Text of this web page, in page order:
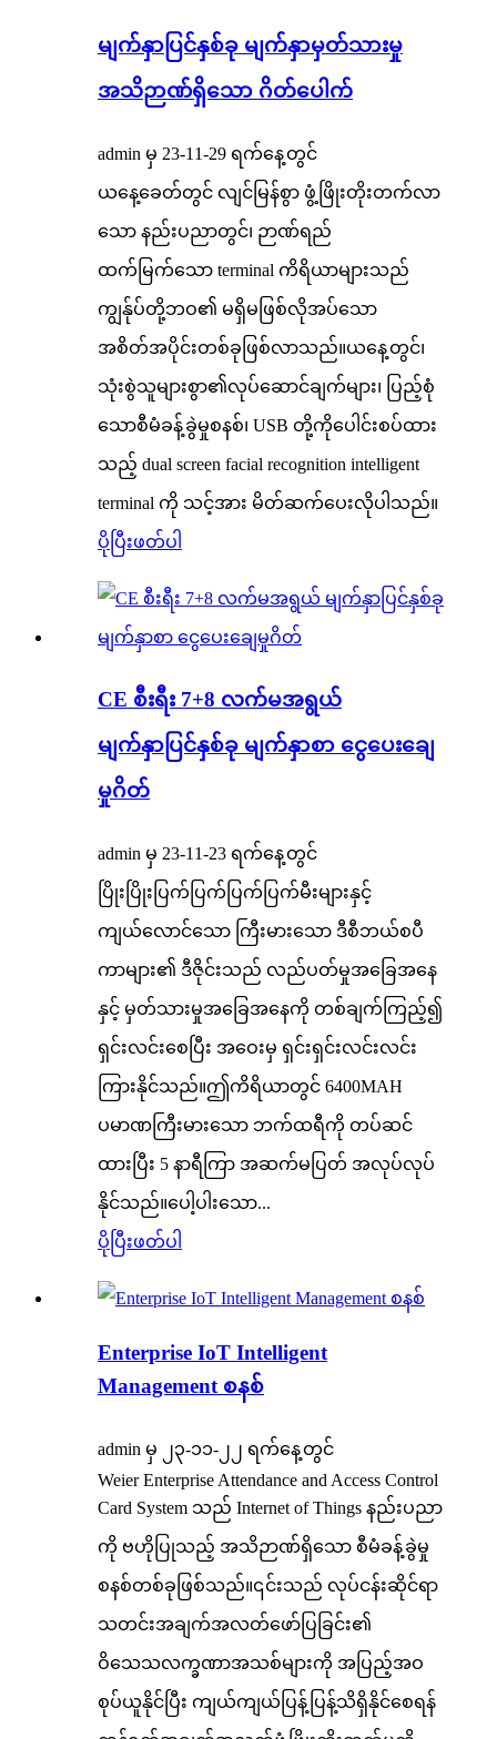
မျက်နှာပြင်နှစ်ခု မျက်နှာမှတ်သားမှု
အသိဉာဏ်ရှိသော ဂိတ်ပေါက်
admin မှ 23-11-29 ရက်နေ့တွင်
ယနေ့ခေတ်တွင် လျင်မြန်စွာ ဖွံ့ဖြိုးတိုးတက်လာ
သော နည်းပညာတွင်၊ ဉာဏ်ရည်
ထက်မြက်သော terminal ကိရိယာများသည်
ကျွန်ုပ်တို့ဘဝ၏ မရှိမဖြစ်လိုအပ်သော
အစိတ်အပိုင်းတစ်ခုဖြစ်လာသည်။ယနေ့တွင်၊
သုံးစွဲသူများစွာ၏လုပ်ဆောင်ချက်များ၊ ပြည့်စုံ
သောစီမံခန့်ခွဲမှုစနစ်၊ USB တို့ကိုပေါင်းစပ်ထား
သည့် dual screen facial recognition intelligent
terminal ကို သင့်အား မိတ်ဆက်ပေးလိုပါသည်။
ပိုပြီးဖတ်ပါ
CE စီးရီး 7+8 လက်မအရွယ်
မျက်နှာပြင်နှစ်ခု မျက်နှာစာ ငွေပေးချေ
မှုဂိတ်
admin မှ 23-11-23 ရက်နေ့တွင်
ပြိုးပြိုးပြက်ပြက်ပြက်ပြက်မီးများနှင့်
ကျယ်လောင်သော ကြီးမားသော ဒီစီဘယ်စပီ
ကာများ၏ ဒီဇိုင်းသည် လည်ပတ်မှုအခြေအနေ
နှင့် မှတ်သားမှုအခြေအနေကို တစ်ချက်ကြည့်၍
ရှင်းလင်းစေပြီး အဝေးမှ ရှင်းရှင်းလင်းလင်း
ကြားနိုင်သည်။ဤကိရိယာတွင် 6400MAH
ပမာဏကြီးမားသော ဘက်ထရီကို တပ်ဆင်
ထားပြီး 5 နာရီကြာ အဆက်မပြတ် အလုပ်လုပ်
နိုင်သည်။ပေါ့ပါးသော...
ပိုပြီးဖတ်ပါ
Enterprise IoT Intelligent
Management စနစ်
admin မှ ၂၃-၁၁-၂၂ ရက်နေ့တွင်
Weier Enterprise Attendance and Access Control
Card System သည် Internet of Things နည်းပညာ
ကို ဗဟိုပြုသည့် အသိဉာဏ်ရှိသော စီမံခန့်ခွဲမှု
စနစ်တစ်ခုဖြစ်သည်။၎င်းသည် လုပ်ငန်းဆိုင်ရာ
သတင်းအချက်အလတ်ဖော်ပြခြင်း၏
ဝိသေသလက္ခဏာအသစ်များကို အပြည့်အဝ
စုပ်ယူနိုင်ပြီး ကျယ်ကျယ်ပြန့်ပြန့်သိရှိနိုင်စေရန်